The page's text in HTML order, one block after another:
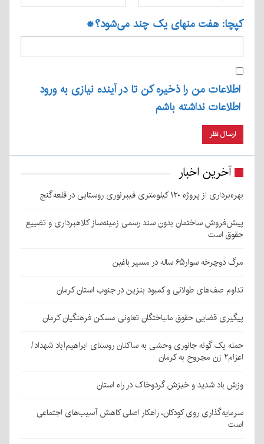
کپچا: هفت منهای یک چند می‌شود؟*
اطلاعات من را ذخیره کن تا در آینده نیازی به ورود
اطلاعات نداشته باشم
آخرین اخبار
بهره‌برداری از پروژه ۱۲۰ کیلومتری فیبرنوری روستایی در قلعه‌گنج
پیش‌فروش ساختمان بدون سند رسمی زمینه‌ساز کلاهبرداری و تضییع
حقوق است
مرگ دوچرخه سوار۶۵ ساله در مسیر باغین
تداوم صف‌های طولانی و کمبود بنزین در جنوب استان کرمان
پیگیری قضایی حقوق مالباختگان تعاونی مسکن فرهنگیان کرمان
حمله یک گونه جانوری وحشی به ساکنان روستای ابراهیم‌آباد شهداد/
اعزام۲ زن مجروح به کرمان
وزش باد شدید و خیزش گردوخاک در راه استان
سرمایه‌گذاری روی کودکان، راهکار اصلی کاهش آسیب‌های اجتماعی
است